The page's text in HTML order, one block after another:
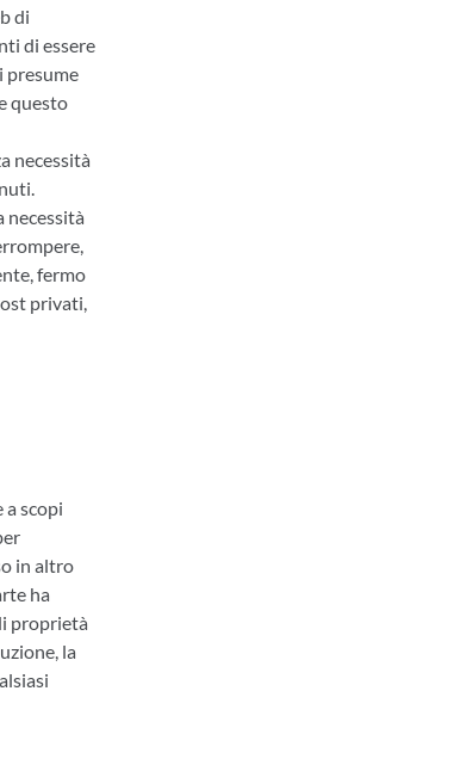
di
di essere
presume
questo
necessità
necessità
fermo
privati,
scopi
in altro
ha
proprietà
la